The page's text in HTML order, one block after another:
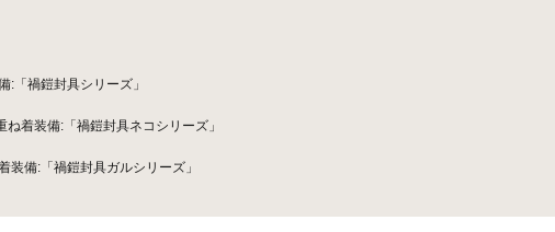
:「禍鎧封具シリーズ」
着装備:「禍鎧封具ネコシリーズ」
装備:「禍鎧封具ガルシリーズ」